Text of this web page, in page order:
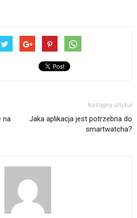
na
Następny artykuł
Jaka aplikacja jest potrzebna do
smartwatcha?